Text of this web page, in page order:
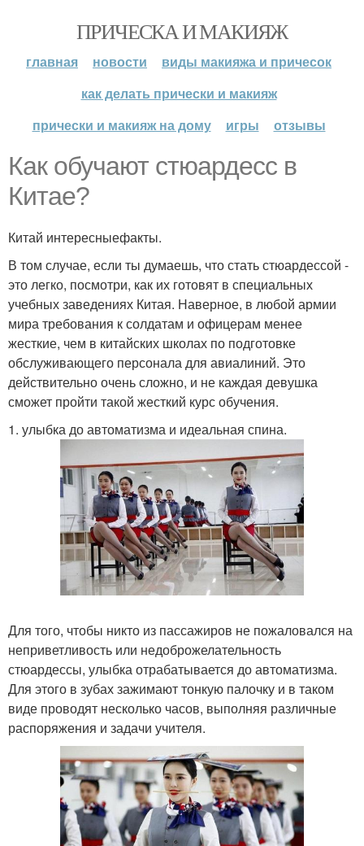
ПРИЧЕСКА И МАКИЯЖ
главная новости
виды макияжа и причесок
как делать прически и макияж
прически и макияж на дому
игры отзывы
Как обучают стюардесс в
Китае?
Китай интересныефакты.
В том случае, если ты думаешь, что стать стюардессой -
это легко, посмотри, как их готовят в специальных
учебных заведениях Китая. Наверное, в любой армии
мира требования к солдатам и офицерам менее
жесткие, чем в китайских школах по подготовке
обслуживающего персонала для авиалиний. Это
действительно очень сложно, и не каждая девушка
сможет пройти такой жесткий курс обучения.
1. улыбка до автоматизма и идеальная спина.
Для того, чтобы никто из пассажиров не пожаловался на
неприветливость или недоброжелательность
стюардессы, улыбка отрабатывается до автоматизма.
Для этого в зубах зажимают тонкую палочку и в таком
виде проводят несколько часов, выполняя различные
распоряжения и задачи учителя.